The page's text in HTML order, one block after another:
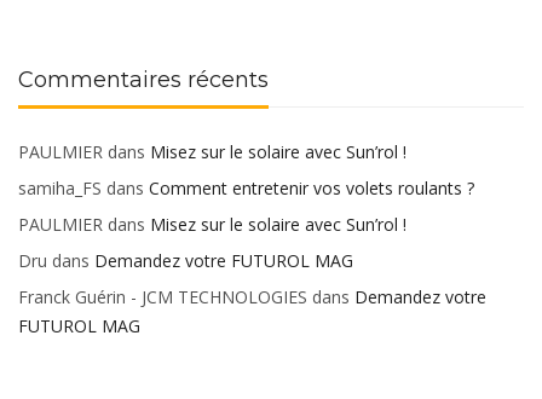
Commentaires récents
PAULMIER dans Misez sur le solaire avec Sun’rol !
samiha_FS dans Comment entretenir vos volets roulants ?
PAULMIER dans Misez sur le solaire avec Sun’rol !
Dru dans Demandez votre FUTUROL MAG
Franck Guérin - JCM TECHNOLOGIES dans Demandez votre
FUTUROL MAG